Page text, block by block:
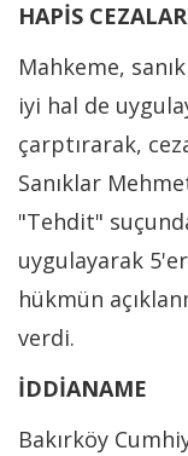
HAPİS
Mahkeme,
iyi hal de
çarptırarak,
Sanıklar
"Tehdit"
uygulayarak
hükmün
verdi.
İDDİANAME
Bakırköy